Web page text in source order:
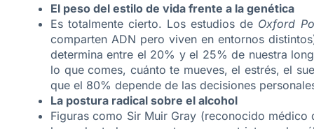
El peso del estilo de vida frente a la genética
Es totalmente cierto. Los estudios de Oxford
comparten ADN pero viven en entornos
determina entre el 20% y el 25% de nuestra
lo que comes, cuánto te mueves, el estrés, el
que el 80% depende de las decisiones
La postura radical sobre el alcohol
Figuras como Sir Muir Gray (reconocido